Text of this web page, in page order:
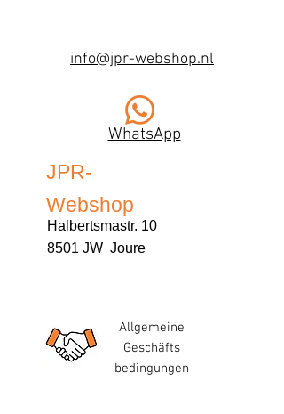
info@jpr-webshop.nl
WhatsApp
JPR-
Webshop
Halbertsmastr. 10
8501 JW Joure
Allgemeine
Geschäfts
bedingungen